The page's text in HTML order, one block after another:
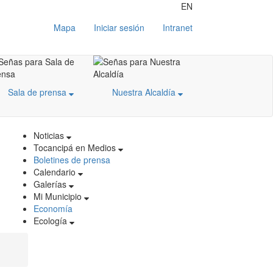
EN
Mapa
Iniciar sesión Intranet
Sala de prensa
Nuestra Alcaldía
Noticias
Tocancipá en Medios
Boletines de prensa
Calendario
Galerías
Mi Municipio
Economía
Ecología